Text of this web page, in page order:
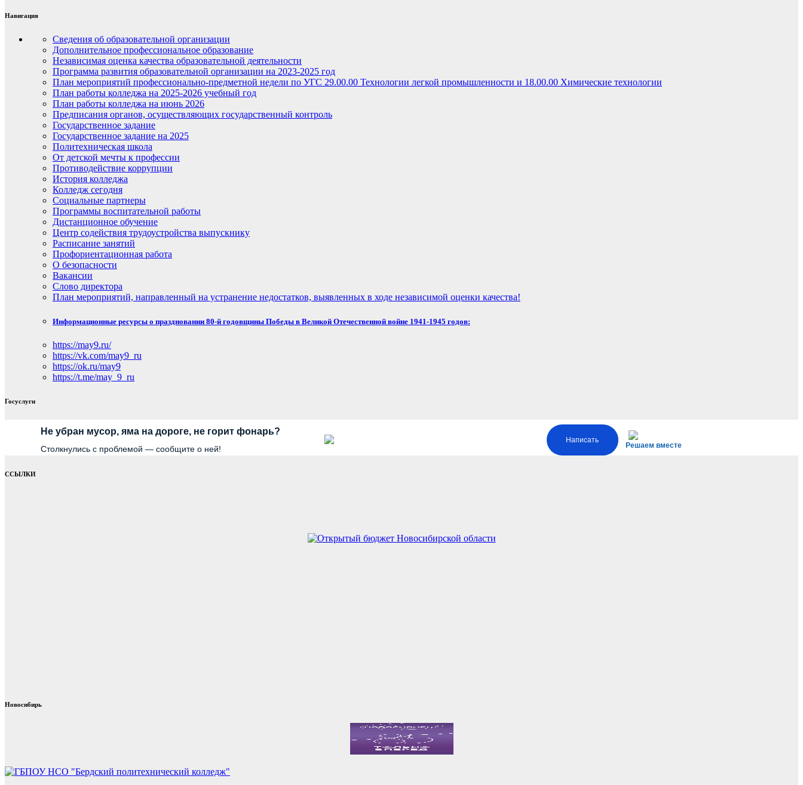
Навигация
Сведения об образовательной организации
Дополнительное профессиональное образование
Независимая оценка качества образовательной деятельности
Программа развития образовательной организации на 2023-2025 год
План мероприятий профессионально-предметной недели по УГС 29.00.00 Технологии легкой промышленности и 18.00.00 Химические технологии
План работы колледжа на 2025-2026 учебный год
План работы колледжа на июнь 2026
Предписания органов, осуществляющих государственный контроль
Государственное задание
Государственное задание на 2025
Политехническая школа
От детской мечты к профессии
Противодействие коррупции
История колледжа
Колледж сегодня
Социальные партнеры
Программы воспитательной работы
Дистанционное обучение
Центр содействия трудоустройства выпускнику
Расписание занятий
Профориентационная работа
О безопасности
Вакансии
Слово директора
План мероприятий, направленный на устранение недостатков, выявленных в ходе независимой оценки качества!
Информационные ресурсы о праздновании 80-й годовщины Победы в Великой Отечественной войне 1941-1945 годов:
https://may9.ru/
https://vk.com/may9_ru
https://ok.ru/may9
https://t.me/may_9_ru
Госуслуги
Не убран мусор, яма на дороге, не горит фонарь?
Столкнулись с проблемой — сообщите о ней!
Написать
Решаем вместе
ССЫЛКИ
Новосибирь